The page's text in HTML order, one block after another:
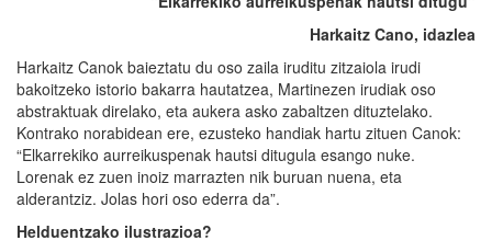
Harkaitz Cano, idazlea
Harkaitz Canok baieztatu du oso zaila iruditu zitzaiola irudi
bakoitzeko istorio bakarra hautatzea, Martinezen irudiak oso
abstraktuak direlako, eta aukera asko zabaltzen dituztelako.
Kontrako norabidean ere, ezusteko handiak hartu zituen Canok:
“Elkarrekiko aurreikuspenak hautsi ditugula esango nuke.
Lorenak ez zuen inoiz marrazten nik buruan nuena, eta
alderantziz. Jolas hori oso ederra da”.
Helduentzako ilustrazioa?